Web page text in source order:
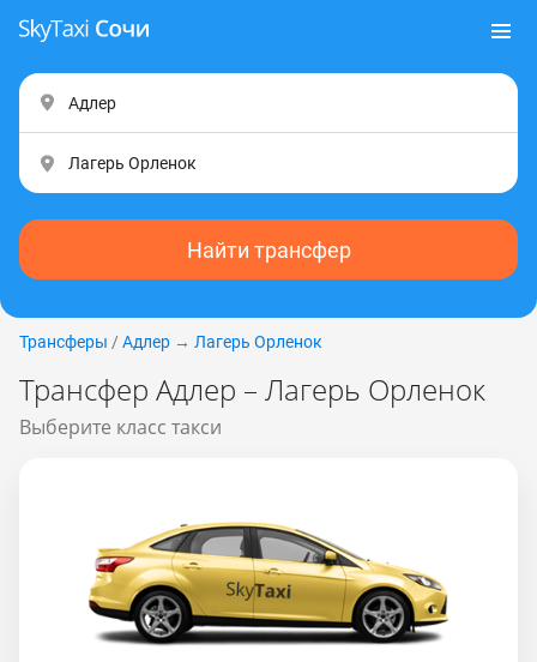
Найти трансфер
Трансферы / Адлер → Лагерь Орленок
Трансфер Адлер – Лагерь Орленок
Выберите класс такси